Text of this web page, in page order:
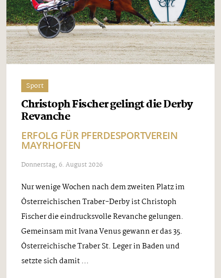
Sport
Christoph Fischer gelingt die Derby
Revanche
ERFOLG FÜR PFERDESPORTVEREIN
MAYRHOFEN
Donnerstag, 6. August 2026
Nur wenige Wochen nach dem zweiten Platz im
Österreichischen Traber-Derby ist Christoph
Fischer die eindrucksvolle Revanche gelungen.
Gemeinsam mit Ivana Venus gewann er das 35.
Österreichische Traber St. Leger in Baden und
setzte sich damit ...